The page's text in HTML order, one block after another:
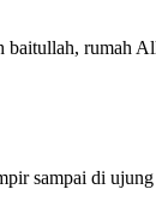
rumah
sampai di